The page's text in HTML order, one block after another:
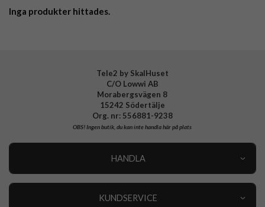
Inga produkter hittades.
Tele2 by SkalHuset
C/O Lowwi AB
Morabergsvägen 8
15242 Södertälje
Org. nr: 556881-9238
OBS!Ingen butik, du kan inte handla här på plats
HANDLA
KUNDSERVICE